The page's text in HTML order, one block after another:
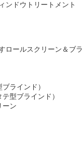
ンドウトリートメント
ロールスクリーン＆ブラ
ラインド）
型ブラインド）
ーン